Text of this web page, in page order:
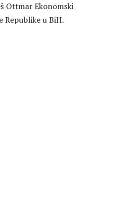
Ottmar Ekonomski
Republike u BiH.